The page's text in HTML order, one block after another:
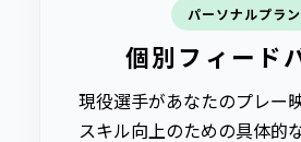
パーソナルプラン
個別フィード
現役選手があなたのプレー
スキル向上のための具体的